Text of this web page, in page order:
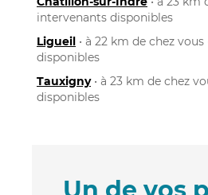
intervenants disponibles
Ligueil • à 22 km de chez
disponibles
Tauxigny• à 23 km de chez
disponibles